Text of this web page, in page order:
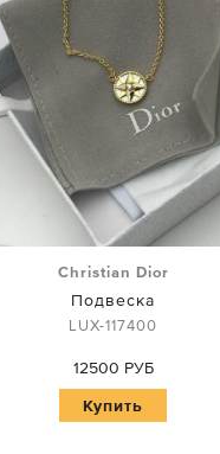
Christian Dior
Подвеска
LUX-117400
12500 РУБ
Купить